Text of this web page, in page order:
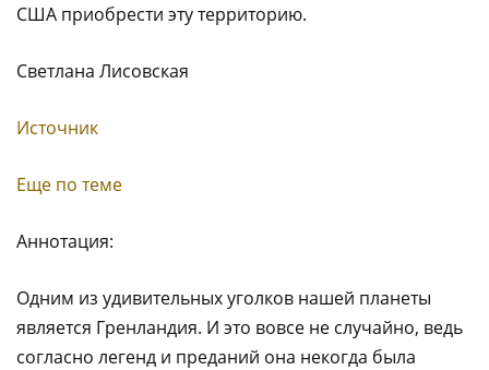
США приобрести эту территорию.
Светлана Лисовская
Источник
Еще по теме
Аннотация:
Одним из удивительных уголков нашей планеты
является Гренландия. И это вовсе не случайно, ведь
согласно легенд и преданий она некогда была